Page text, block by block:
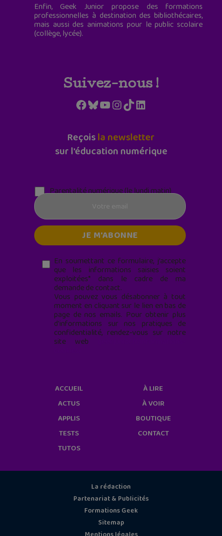
Enfin, Geek Junior propose des formations
professionnelles à destination des bibliothécaires,
mais aussi des animations pour le public scolaire
(collège, lycée).
Suivez-nous !
Facebook
Bluesky
YouTube
Instagram
TikTokLinkedIn
Reçoisla newsletter
sur l'éducation numérique
Parentalité numérique (le lundi matin)
En soumettant ce formulaire, j’accepte
que les informations saisies soient
exploitées* dans le cadre de ma
demande de contact.
Vous pouvez vous désabonner à tout
moment en cliquant sur le lien en bas de
page de nos emails. Pour obtenir plus
d'informations sur nos pratiques de
confidentialité, rendez-vous sur notre
site web
ACCUEIL
ACTUS
APPLIS
TESTS
TUTOS
À LIRE
À VOIR
BOUTIQUE
CONTACT
La rédaction
Partenariat & Publicités
Formations Geek
Sitemap